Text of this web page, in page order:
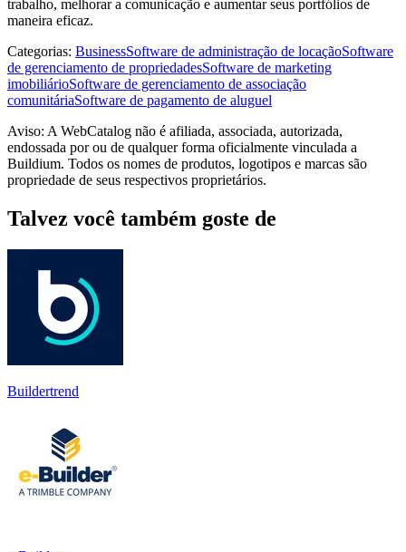
trabalho, melhorar a comunicação e aumentar seus portfólios de
maneira eficaz.
Categorias: BusinessSoftware de administração de locaçãoSoftware
de gerenciamento de propriedadesSoftware de marketing
imobiliárioSoftware de gerenciamento de associação
comunitáriaSoftware de pagamento de aluguel
Aviso: A WebCatalog não é afiliada, associada, autorizada,
endossada por ou de qualquer forma oficialmente vinculada a
Buildium. Todos os nomes de produtos, logotipos e marcas são
propriedade de seus respectivos proprietários.
Talvez você também goste de
Buildertrend